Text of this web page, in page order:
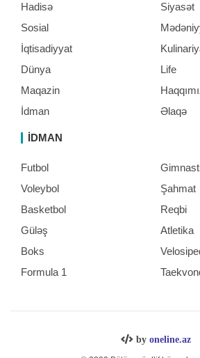
Hadisə
Sosial
İqtisadiyyat
Dünya
Maqazin
İdman
Siyasət
Life
Əlaqə
İDMAN
Futbol
Voleybol
Basketbol
Güləş
Boks
Formula 1
Şahmat
Reqbi
Atletika
by oneline.az